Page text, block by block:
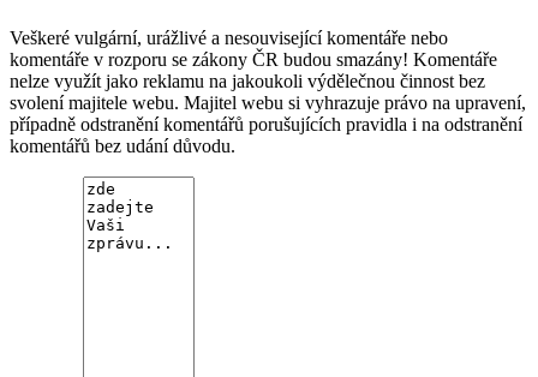
Veškeré vulgární, urážlivé a nesouvisející komentáře nebo
komentáře v rozporu se zákony ČR budou smazány! Komentáře
nelze využít jako reklamu na jakoukoli výdělečnou činnost bez
svolení majitele webu. Majitel webu si vyhrazuje právo na upravení,
případně odstranění komentářů porušujících pravidla i na odstranění
komentářů bez udání důvodu.